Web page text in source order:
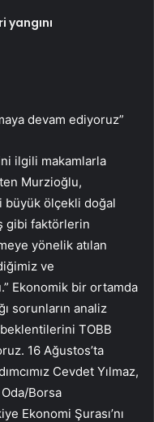
yangını
devam ediyoruz”
ilgili makamlarla
Murzioğlu,
büyük ölçekli doğal
gibi faktörlerin
yönelik atılan
ve
Ekonomik bir ortamda
sorunların analiz
TOBB
16 Ağustos’ta
Cevdet Yılmaz,
Borsa
Ekonomi Şurası’nı